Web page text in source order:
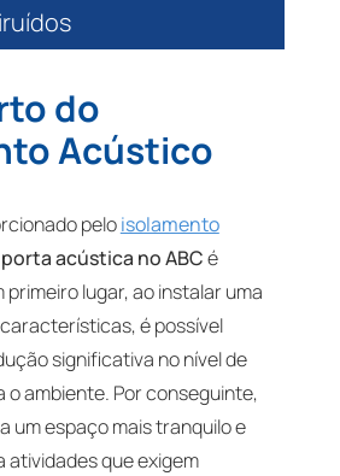
do
Acústico
peloisolamento
porta acústica no ABCé
primeiro lugar, ao instalar uma
é possível
significativa no nível de
o ambiente. Por conseguinte,
um espaço mais tranquilo e
atividades que exigem